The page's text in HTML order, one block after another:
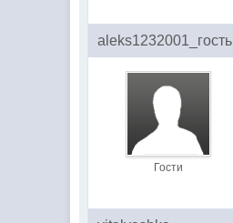
aleks1232001_гость
Гости